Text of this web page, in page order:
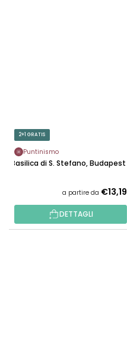
2+1 GRATIS
Puntinismo
Basilica di S. Stefano, Budapest
a partire da €13,19
DETTAGLI